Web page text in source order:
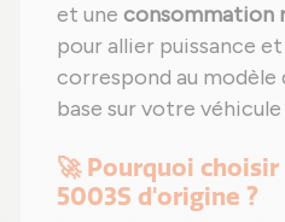
et une consommation
pour allier puissance
correspond au modèle
base sur votre véhicule
🚀 Pourquoi
5003S d'origine ?